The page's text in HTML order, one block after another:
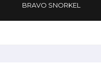
BRAVO SNORKEL